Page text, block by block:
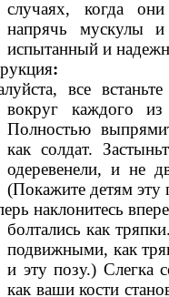
случаях, когда
напрячь мускулы
испытанный и
:
все
вокруг каждого
Полностью
как солдат.
одеревенели, и не
(Покажите детям эту
наклонитесь
болтались как
подвижными, как
и эту позу.) Слегка
как ваши кости